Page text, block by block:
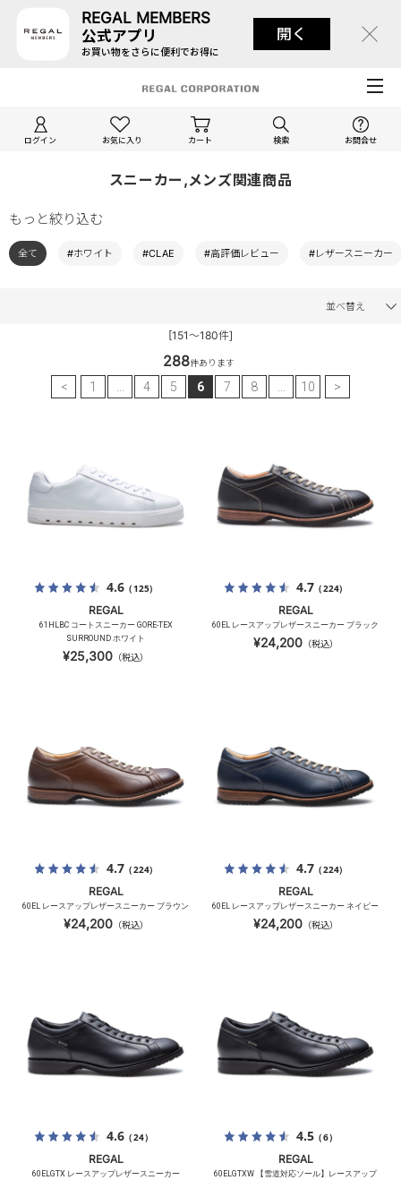
REGAL MEMBERS
公式アプリ
お買い物をさらに便利でお得に
開く
ログイン お気に入り カート 検索 お問合せ
スニーカー,メンズ関連商品
もっと絞り込む
全て #ホワイト #CLAE #高評価レビュー #レザースニーカー
並べ替え
[151～180件]
288件あります
< 1 … 4 5 6 7 8 … 10 >
4.6（125）
REGAL
61HLBC コートスニーカー GORE-TEX
SURROUND ホワイト
¥25,300 （税込）
4.7（224）
REGAL
60EL レースアップレザースニーカー ブラック
¥24,200（税込）
4.7（224）
REGAL
60EL レースアップレザースニーカー ブラウン
¥24,200（税込）
4.7（224）
REGAL
60EL レースアップレザースニーカー ネイビー
¥24,200（税込）
4.6（24）
REGAL
60ELGTX レースアップレザースニーカー
4.5（6）
REGAL
60ELGTXW 【雪道対応ソール】レースアップ